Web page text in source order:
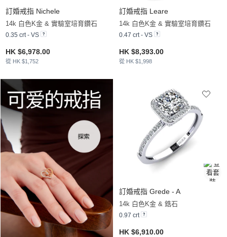
訂婚戒指 Nichele
14k 白色K金 & 實驗室培育鑽石
0.35 crt - VS
HK $6,978.00
從 HK $1,752
訂婚戒指 Leare
14k 白色K金 & 實驗室培育鑽石
0.47 crt - VS
HK $8,393.00
從 HK $1,998
訂婚戒指 Grede - A
14k 白色K金 & 鋯石
0.97 crt
HK $6,910.00